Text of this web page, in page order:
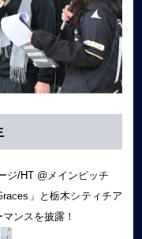
ジ/HT @メインピッチ
」と栃木シティチア
ンスを披露！